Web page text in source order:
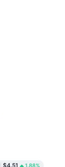
$4.51 1.88%